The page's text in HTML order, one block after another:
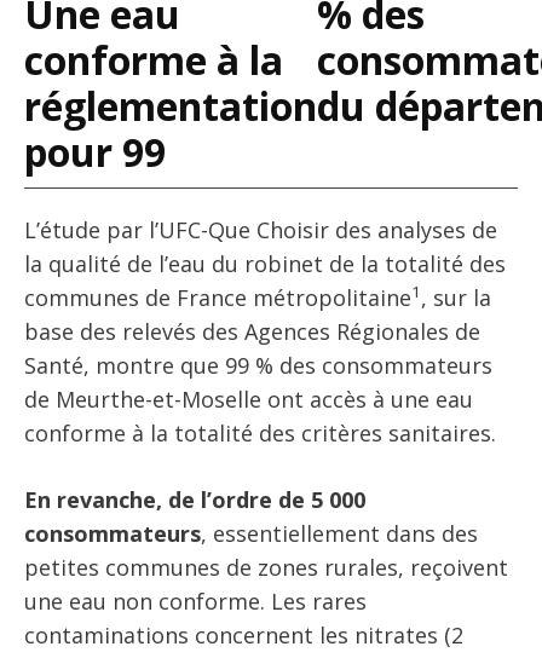
Une eau
conforme à la
réglementation
pour 99
% des
du
L’étude par l’UFC-Que Choisir des analyses de
la qualité de l’eau du robinet de la totalité des
communes de France métropolitaine1 , sur la
base des relevés des Agences Régionales de
Santé, montre que 99 % des consommateurs
de Meurthe-et-Moselle ont accès à une eau
conforme à la totalité des critères sanitaires.
En revanche, de l’ordre de 5 000
consommateurs, essentiellement dans des
petites communes de zones rurales, reçoivent
une eau non conforme. Les rares
contaminations concernent les nitrates (2